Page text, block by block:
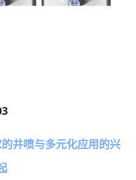
井喷与多元化应用的兴